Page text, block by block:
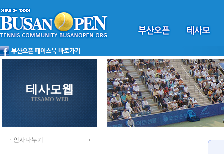
테사모웹
TESAMO WEB
ㆍ인사나누기